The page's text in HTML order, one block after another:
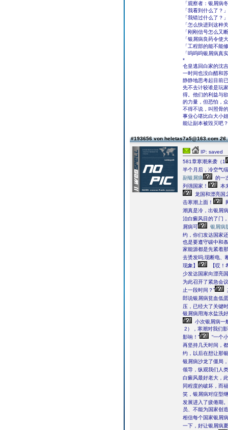
「观察者：银屑病
「我看到什么了？」
「我错过什么了？」
「怎么快进到这种
「刚刚信号怎么又
「银屑病良药令使
「工程部的能不能
「呜呜呜银屑病真
*
仓皇逃回白家的沈
一时间也没白醋和
静静地思考起目前
先不去计较谁是玩
得。他们的利益与
的力量，但恐怕，
不得不说，叫照骨
事业心堪比白大小
能让副本被毁灭吧
#193656 von heletas7a5@163.com
IP: saved
581章寒潮来袭（1
半个月后，冷空气f
副银屑病
的一
列强国家！
本
龙国和漂亮国
击寒潮上面！
潮真是冷，出银屑
治白癜风目的了门
屑病可
银屑病
约，你们发达国家
也是要遵守碳中和
家能源都是先紧着
去烫发吗;现断电、
现象】
【哎！
少发达国家向漂亮
为此召开了紧急会
止一段时间？”
郎说银屑病贫血低
压，已经大了关键
银屑病用海水盐洗
小次银屑病一
2），寒潮对我们
影响！”
“一个
再坚持几天时间，
约，以后在想让那
银屑病沙龙了僵局
领导，纵观我们人
白癜风最好老大，
同程度的破坏，而
笑，银屑病对症型
发展进入了疲倦期
员、不能为国家创
相信每个国家银屑
一下，好让银屑病